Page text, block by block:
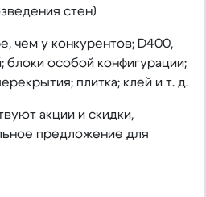
стен)
чем у конкурентов; D400,
блоки особой конфигурации;
плитка; клей и т. д.
акции и скидки,
предложение для